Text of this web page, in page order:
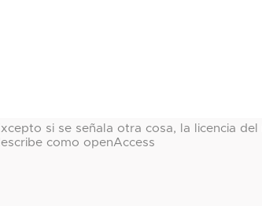
si se señala otra cosa, la licencia del
como openAccess